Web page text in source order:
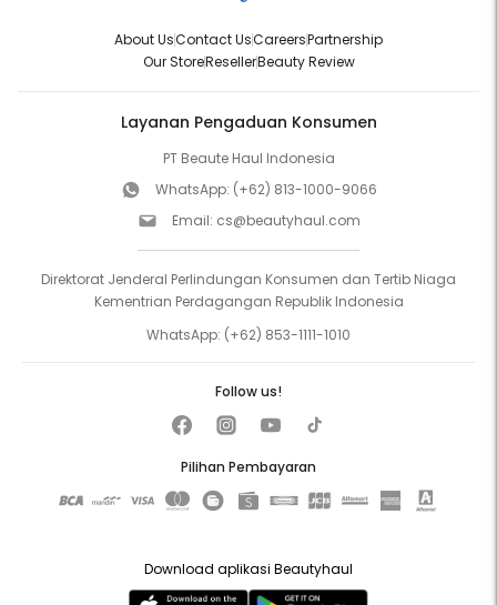
About UsContact UsCareersPartnership
Our StoreResellerBeauty Review
Layanan Pengaduan Konsumen
PT Beaute Haul Indonesia
WhatsApp: (+62) 813-1000-9066
Email: cs@beautyhaul.com
Direktorat Jenderal Perlindungan Konsumen dan Tertib Niaga
Kementrian Perdagangan Republik Indonesia
WhatsApp: (+62) 853-1111-1010
Pilihan Pembayaran
Follow us!
Download aplikasi Beautyhaul